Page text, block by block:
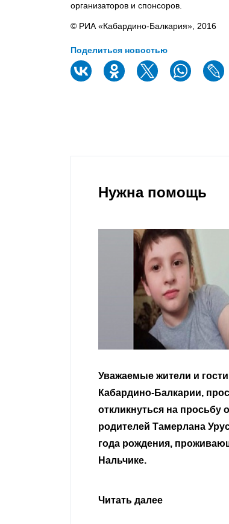
организаторов и спонсоров.
© РИА «Кабардино-Балкария», 2016
Поделиться новостью
Нужна помощь
Уважаемые земляки и все
неравнодушные граждане.
Читать далее